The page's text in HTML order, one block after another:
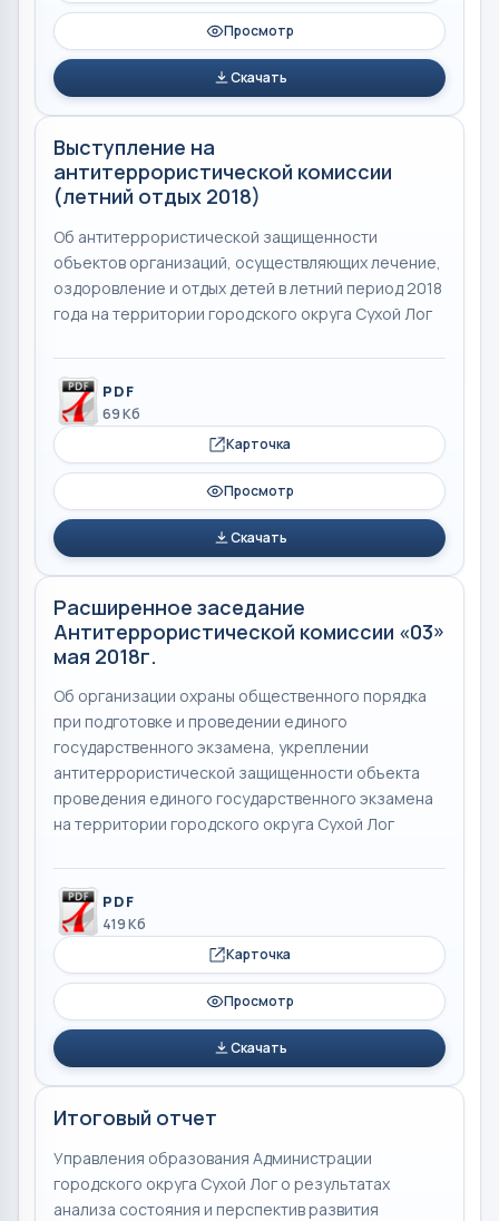
Просмотр
Скачать
Выступление на
антитеррористической комиссии
(летний отдых 2018)
Об антитеррористической защищенности
объектов организаций, осуществляющих лечение,
оздоровление и отдых детей в летний период 2018
года на территории городского округа Сухой Лог
PDF
69 Кб
Карточка
Просмотр
Скачать
Расширенное заседание
Антитеррористической комиссии «03»
мая 2018г.
Об организации охраны общественного порядка
при подготовке и проведении единого
государственного экзамена, укреплении
антитеррористической защищенности объекта
проведения единого государственного экзамена
на территории городского округа Сухой Лог
PDF
419 Кб
Карточка
Просмотр
Скачать
Итоговый отчет
Управления образования Администрации
городского округа Сухой Лог о результатах
анализа состояния и перспектив развития